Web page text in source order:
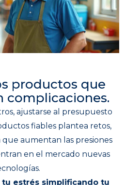
productos que
complicaciones.
ajustarse al presupuesto
fiables plantea retos,
aumentan las presiones
en el mercado nuevas
estrés simplificando tu